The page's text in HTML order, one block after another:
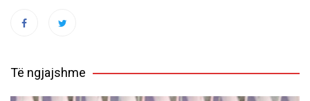
Të ngjajshme